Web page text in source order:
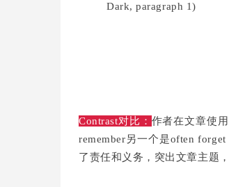
Dark, paragraph 1)
Contrast对比： 作者在文章使
remember另一个是often
了责任和义务，突出文章主题